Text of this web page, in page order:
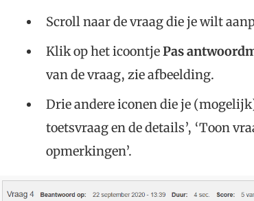
Scroll naar de vraag die je wilt
Klik op het icoontjePas
van de vraag, zie afbeelding.
Drie andere iconen die je
toetsvraag en de details’, ‘Toon
opmerkingen’.